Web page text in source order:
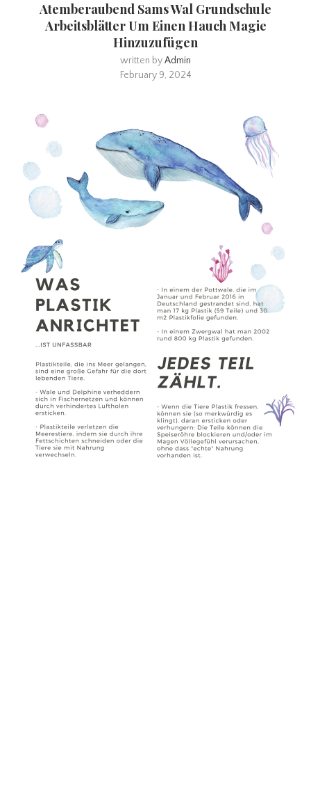
Atemberaubend Sams Wal Grundschule
Arbeitsblätter Um Einen Hauch Magie
Hinzuzufügen
written byAdmin
February 9, 2024